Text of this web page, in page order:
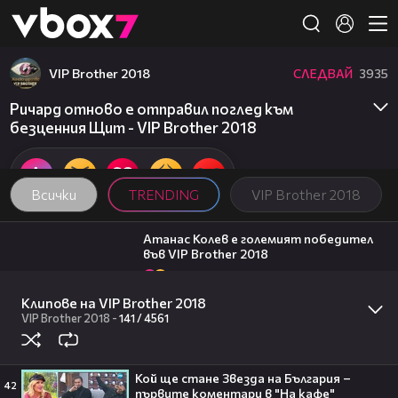
👾
Клипове на VIP Brother 2018
VIP Brother 2018 -141 /4561
42
Кой ще стане Звезда на България –
първите коментари в "На кафе"
Всички TRENDING VIP Brother 2018
VIP Brother 2018 СЛЕДВАЙ 3935
Ричард отново е отправил поглед към
безценния Щит - VIP Brother 2018
06:03
Атанас Колев е големият победител
във VIP Brother 2018
Константин заема почетното второ
място във VIP Brother 2018
Поли Недкова посреща гости |
Черешката на тортата | 5 авг. 2026 |
част 1